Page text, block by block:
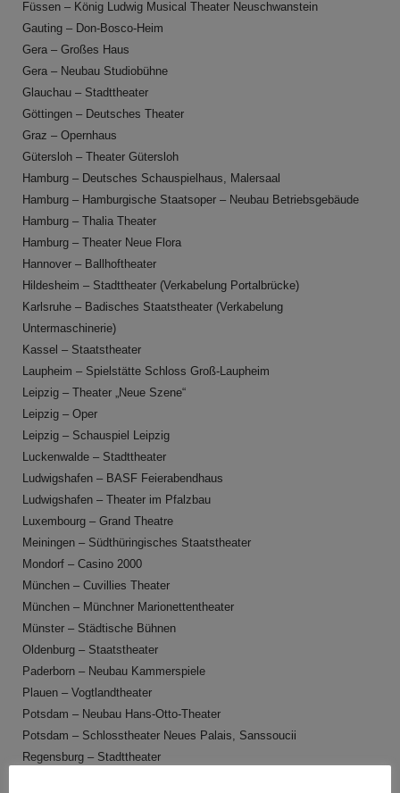
Füssen – König Ludwig Musical Theater Neuschwanstein
Gauting – Don-Bosco-Heim
Gera – Großes Haus
Gera – Neubau Studiobühne
Glauchau – Stadttheater
Göttingen – Deutsches Theater
Graz – Opernhaus
Gütersloh – Theater Gütersloh
Hamburg – Deutsches Schauspielhaus, Malersaal
Hamburg – Hamburgische Staatsoper – Neubau Betriebsgebäude
Hamburg – Thalia Theater
Hamburg – Theater Neue Flora
Hannover – Ballhoftheater
Hildesheim – Stadttheater (Verkabelung Portalbrücke)
Karlsruhe – Badisches Staatstheater (Verkabelung
Untermaschinerie)
Kassel – Staatstheater
Laupheim – Spielstätte Schloss Groß-Laupheim
Leipzig – Theater „Neue Szene“
Leipzig – Oper
Leipzig – Schauspiel Leipzig
Luckenwalde – Stadttheater
Ludwigshafen – BASF Feierabendhaus
Ludwigshafen – Theater im Pfalzbau
Luxembourg – Grand Theatre
Meiningen – Südthüringisches Staatstheater
Mondorf – Casino 2000
München – Cuvillies Theater
München – Münchner Marionettentheater
Münster – Städtische Bühnen
Oldenburg – Staatstheater
Paderborn – Neubau Kammerspiele
Plauen – Vogtlandtheater
Potsdam – Neubau Hans-Otto-Theater
Potsdam – Schlosstheater Neues Palais, Sanssoucii
Regensburg – Stadttheater